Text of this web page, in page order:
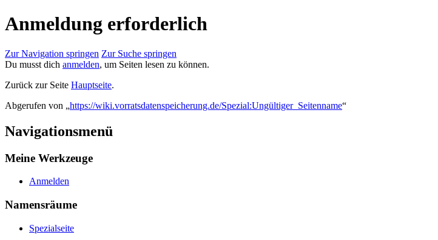
Anmeldung erforderlich
Zur Navigation springen Zur Suche springen
Du musst dich anmelden, um Seiten lesen zu können.
Zurück zur Seite Hauptseite.
Abgerufen von „https://wiki.vorratsdatenspeicherung.de/Spezial:Ungültiger_Seitenname“
Navigationsmenü
Meine Werkzeuge
Anmelden
Namensräume
Spezialseite